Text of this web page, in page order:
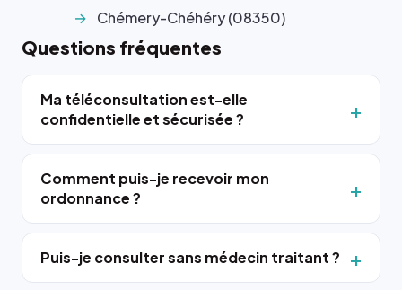
Chémery-Chéhéry (08350)
Questions fréquentes
Ma téléconsultation est-elle
confidentielle et sécurisée ?
Comment puis-je recevoir mon
ordonnance ?
Puis-je consulter sans médecin traitant ?